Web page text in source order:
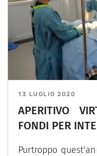
13 LUGLIO 2020
APERITIVO
FONDI PER
Purtroppo